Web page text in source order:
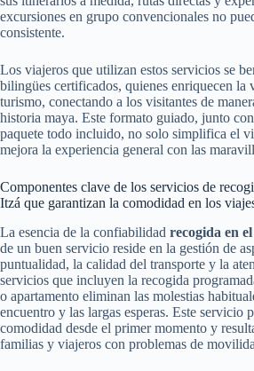
excursiones en grupo convencionales no
consistente.
Los viajeros que utilizan estos servicios se
bilingües certificados, quienes enriquecen la
turismo, conectando a los visitantes de
historia maya. Este formato guiado, junto
paquete todo incluido, no solo simplifica el
mejora la experiencia general con las
Componentes clave de los servicios de
Itzá que garantizan la comodidad en los
La esencia de la confiabilidad recogida en
de un buen servicio reside en la gestión de
puntualidad, la calidad del transporte y la
servicios que incluyen la recogida
o apartamento eliminan las molestias
encuentro y las largas esperas. Este servicio
comodidad desde el primer momento y
familias y viajeros con problemas de